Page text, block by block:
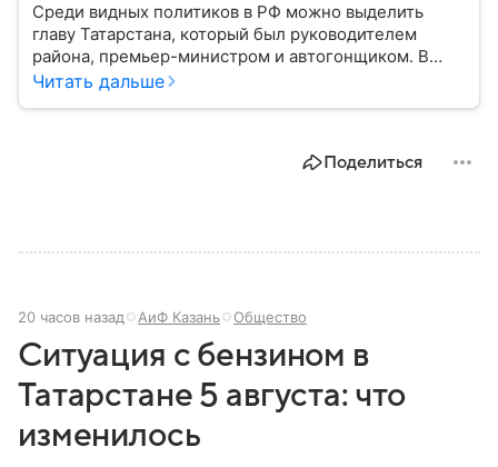
Среди видных политиков в РФ можно выделить
главу Татарстана, который был руководителем
района, премьер-министром и автогонщиком. В
статье подробно расскажем, какой путь проделал
Читать дальше
Поделиться
20 часов назад АиФ Казань Общество
Ситуация с бензином в
Татарстане 5 августа: что
изменилось